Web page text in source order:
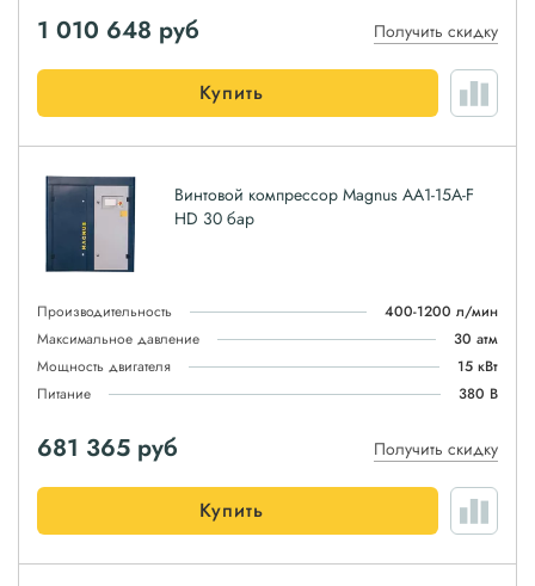
1 010 648 руб Получить скидку
Купить
Винтовой компрессор Magnus АА1-15A-F
HD 30 бар
Производительность
400-1200 л/мин
Максимальное давление
30 атм
Мощность двигателя
15 кВт
Питание
380 В
681 365 руб Получить скидку
Купить